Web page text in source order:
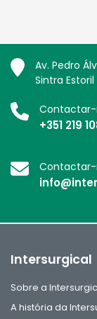
Av. Pedro
Sintra
+351 219
Intersurgical
Sobre a
A história da